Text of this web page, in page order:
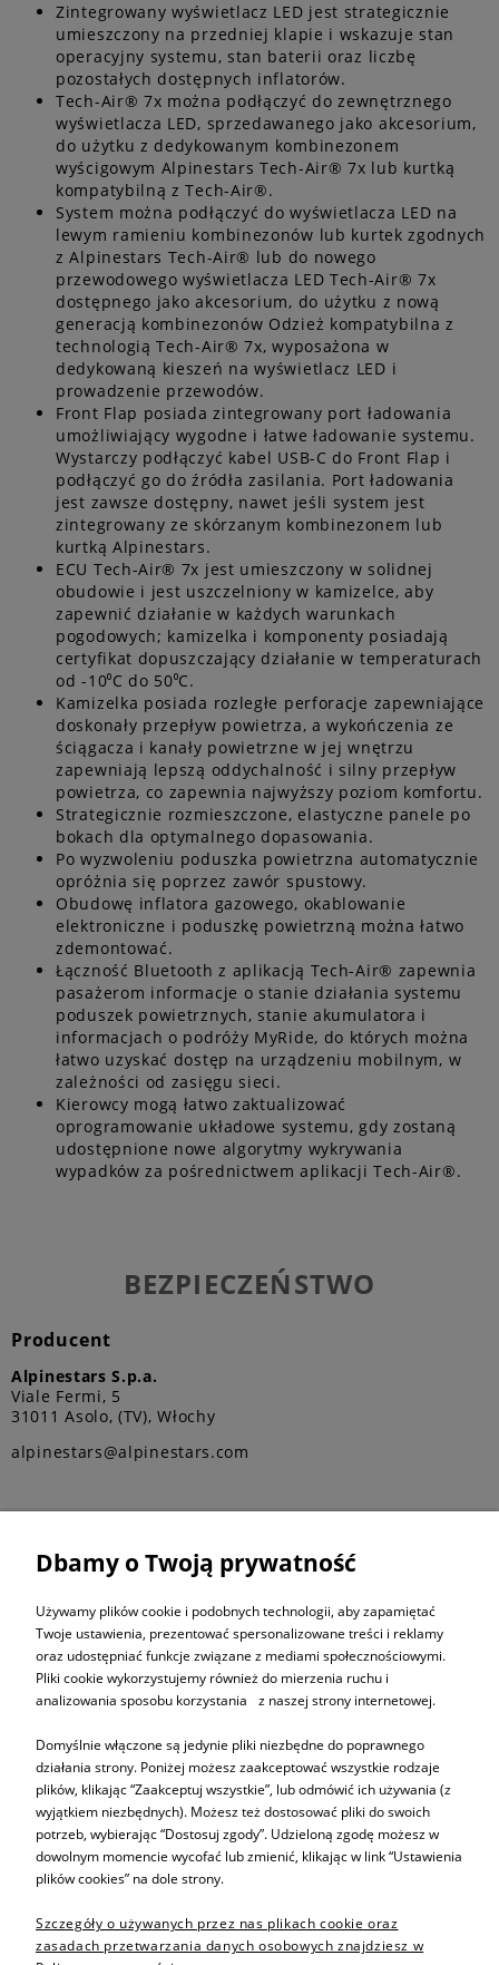
Zintegrowany wyświetlacz LED jest strategicznie
umieszczony na przedniej klapie i wskazuje stan
operacyjny systemu, stan baterii oraz liczbę
pozostałych dostępnych inflatorów.
Tech-Air® 7x można podłączyć do zewnętrznego
wyświetlacza LED, sprzedawanego jako akcesorium,
do użytku z dedykowanym kombinezonem
wyścigowym Alpinestars Tech-Air® 7x lub kurtką
kompatybilną z Tech-Air®.
System można podłączyć do wyświetlacza LED na
lewym ramieniu kombinezonów lub kurtek zgodnych
z Alpinestars Tech-Air® lub do nowego
przewodowego wyświetlacza LED Tech-Air® 7x
dostępnego jako akcesorium, do użytku z nową
generacją kombinezonów Odzież kompatybilna z
technologią Tech-Air® 7x, wyposażona w
dedykowaną kieszeń na wyświetlacz LED i
prowadzenie przewodów.
Front Flap posiada zintegrowany port ładowania
umożliwiający wygodne i łatwe ładowanie systemu.
Wystarczy podłączyć kabel USB-C do Front Flap i
podłączyć go do źródła zasilania. Port ładowania
jest zawsze dostępny, nawet jeśli system jest
zintegrowany ze skórzanym kombinezonem lub
kurtką Alpinestars.
ECU Tech-Air® 7x jest umieszczony w solidnej
obudowie i jest uszczelniony w kamizelce, aby
zapewnić działanie w każdych warunkach
pogodowych; kamizelka i komponenty posiadają
certyfikat dopuszczający działanie w temperaturach
od -10⁰C do 50⁰C.
Kamizelka posiada rozległe perforacje zapewniające
doskonały przepływ powietrza, a wykończenia ze
ściągacza i kanały powietrzne w jej wnętrzu
zapewniają lepszą oddychalność i silny przepływ
powietrza, co zapewnia najwyższy poziom komfortu.
Strategicznie rozmieszczone, elastyczne panele po
bokach dla optymalnego dopasowania.
Po wyzwoleniu poduszka powietrzna automatycznie
opróżnia się poprzez zawór spustowy.
Obudowę inflatora gazowego, okablowanie
elektroniczne i poduszkę powietrzną można łatwo
zdemontować.
Łączność Bluetooth z aplikacją Tech-Air® zapewnia
pasażerom informacje o stanie działania systemu
poduszek powietrznych, stanie akumulatora i
informacjach o podróży MyRide, do których można
łatwo uzyskać dostęp na urządzeniu mobilnym, w
zależności od zasięgu sieci.
Kierowcy mogą łatwo zaktualizować
oprogramowanie układowe systemu, gdy zostaną
udostępnione nowe algorytmy wykrywania
wypadków za pośrednictwem aplikacji Tech-Air®.
BEZPIECZEŃSTWO
Producent
Alpinestars S.p.a.
Viale Fermi, 5
31011 Asolo, (TV), Włochy
alpinestars@alpinestars.com
ZAPISZ SIĘ DO
NEWSLETTERA
Informacje
Sprzedaż produktów
Dbamy o Twoją prywatność
Używamy plików cookie i podobnych technologii, aby zapamiętać
Twoje ustawienia, prezentować spersonalizowane treści i reklamy
oraz udostępniać funkcje związane z mediami społecznościowymi.
Pliki cookie wykorzystujemy również do mierzenia ruchu i
analizowania sposobu korzystania z naszej strony internetowej.
Domyślnie włączone są jedynie pliki niezbędne do poprawnego
działania strony. Poniżej możesz zaakceptować wszystkie rodzaje
plików, klikając “Zaakceptuj wszystkie”, lub odmówić ich używania (z
wyjątkiem niezbędnych). Możesz też dostosować pliki do swoich
potrzeb, wybierając “Dostosuj zgody”. Udzieloną zgodę możesz w
dowolnym momencie wycofać lub zmienić, klikając w link “Ustawienia
plików cookies” na dole strony.
Szczegóły o używanych przez nas plikach cookie oraz
zasadach przetwarzania danych osobowych znajdziesz w